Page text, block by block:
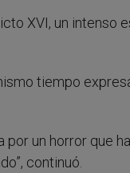
XVI, un intenso
tiempo
un horror que
continuó.